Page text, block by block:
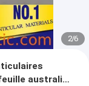
2/6
australia-